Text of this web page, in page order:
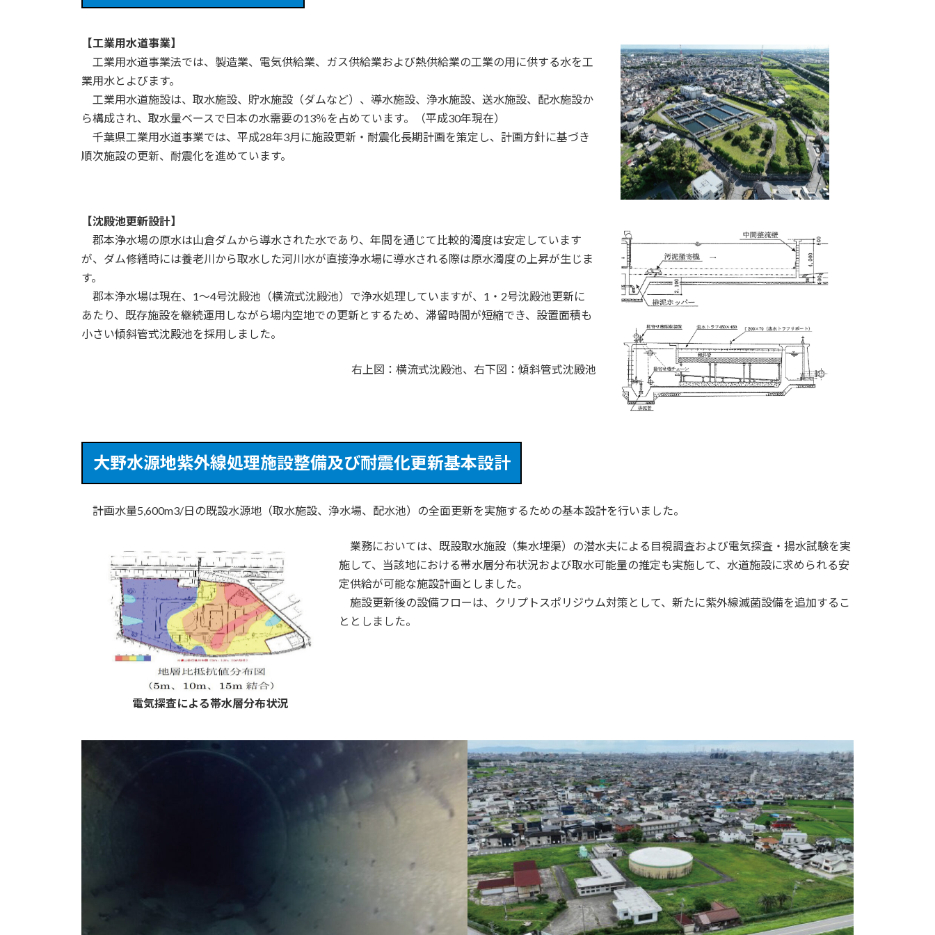
【工業用水道事業】
工業用水道事業法では、製造業、電気供給業、ガス供給業および熱供給業の工業の用に供する水を工
業用水とよびます。
工業用水道施設は、取水施設、貯水施設（ダムなど）、導水施設、浄水施設、送水施設、配水施設か
ら構成され、取水量ベースで日本の水需要の13％を占めています。（平成30年現在）
千葉県工業用水道事業では、平成28年3月に施設更新・耐震化長期計画を策定し、計画方針に基づき
順次施設の更新、耐震化を進めています。
【沈殿池更新設計】
郡本浄水場の原水は山倉ダムから導水された水であり、年間を通じて比較的濁度は安定しています
が、ダム修繕時には養老川から取水した河川水が直接浄水場に導水される際は原水濁度の上昇が生じま
す。
郡本浄水場は現在、1～4号沈殿池（横流式沈殿池）で浄水処理していますが、1・2号沈殿池更新に
あたり、既存施設を継続運用しながら場内空地での更新とするため、滞留時間が短縮でき、設置面積も
小さい傾斜管式沈殿池を採用しました。
右上図：横流式沈殿池、右下図：傾斜管式沈殿池
大野水源地紫外線処理施設整備及び耐震化更新基本設計
計画水量5,600m3/日の既設水源地（取水施設、浄水場、配水池）の全面更新を実施するための基本設計を行いました。
電気探査による帯水層分布状況
業務においては、既設取水施設（集水埋渠）の潜水夫による目視調査および電気探査・揚水試験を実
施して、当該地における帯水層分布状況および取水可能量の推定も実施して、水道施設に求められる安
定供給が可能な施設計画としました。
施設更新後の設備フローは、クリプトスポリジウム対策として、新たに紫外線滅菌設備を追加するこ
ととしました。